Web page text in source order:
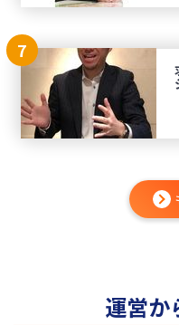
7
運営か